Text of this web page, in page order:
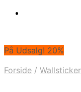
På Udsalg! 20%
Forside /